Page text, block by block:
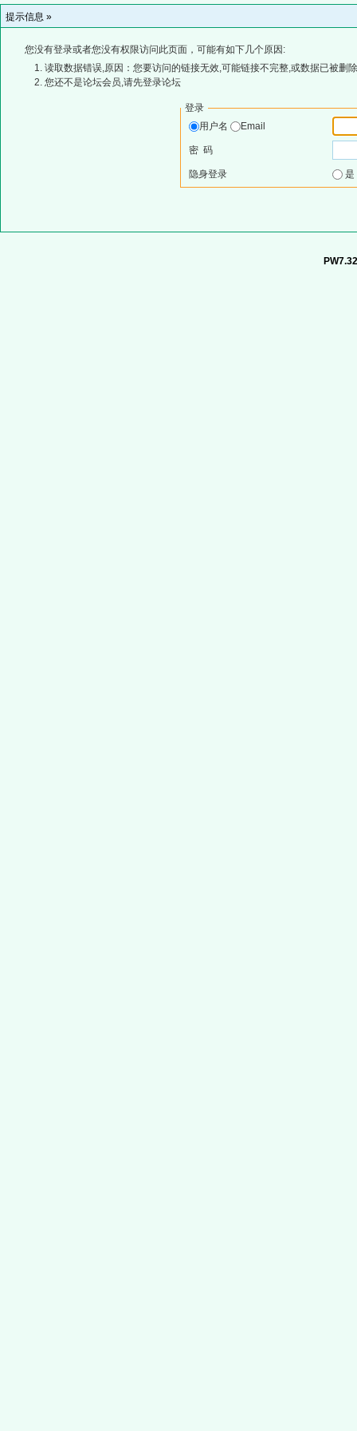
提示信息 »
您没有登录或者您没有权限访问此页面，可能有如下几个原因:
读取数据错误,原因：您要访问的链接无效,可能链接不完整,或数据已被删
您还不是论坛会员,请先登录论坛
登录
用户名
Email
密 码
隐身登录